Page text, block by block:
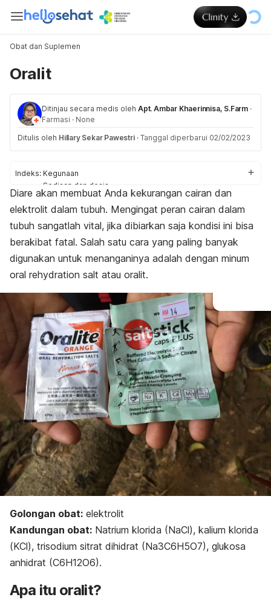
Obat dan Suplemen
Oralit
Ditinjau secara medis oleh Apt. Ambar Khaerinnisa, S.Farm ·
Farmasi · None
Ditulis oleh Hillary Sekar Pawestri · Tanggal diperbarui 02/02/2023
Indeks: Kegunaan
Sediaan dan dosis
Efek samping
Efek pada ibu hamil dan menyusui
Interaksi obat
Diare akan membuat Anda kekurangan cairan dan
elektrolit dalam tubuh. Mengingat peran cairan dalam
tubuh sangatlah vital, jika dibiarkan saja kondisi ini bisa
berakibat fatal. Salah satu cara yang paling banyak
digunakan untuk menanganinya adalah dengan minum
oral rehydration salt atau oralit.
Golongan obat: elektrolit
Kandungan obat: Natrium klorida (NaCl), kalium klorida
(KCl), trisodium sitrat dihidrat (Na3C6H5O7), glukosa
anhidrat (C6H12O6).
Apa itu oralit?